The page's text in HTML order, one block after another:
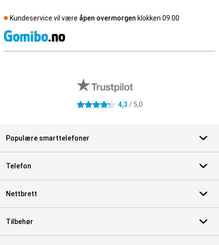
Kundeservice vil være åpen overmorgen klokken 09.00
4.3 stjerner 4,3 / 5,0
Populære smarttelefoner
Telefon
Nettbrett
Tilbehør